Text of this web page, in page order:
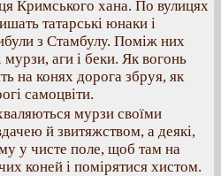
Кримського хана. По вулицях
татарські юнаки і
з Стамбулу. Поміж них
аги і беки. Як вогонь
на конях дорога збруя, як
самоцвіти.
мурзи своїми
й звитяжством, а деякі,
у чисте поле, щоб там на
коней і помірятися хистом.